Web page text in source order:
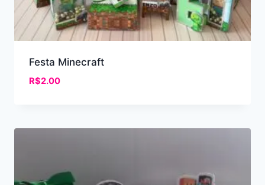
Festa Minecraft
R$2.00